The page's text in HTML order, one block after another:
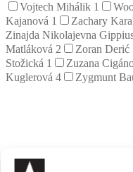
Vojtech Mihálik 1
Kajanová 1 Zachary
Zinajda Nikolajevna
Matláková 2 Zoran Derić
Stožická 1 Zuzana
Kuglerová 4 Zygmunt